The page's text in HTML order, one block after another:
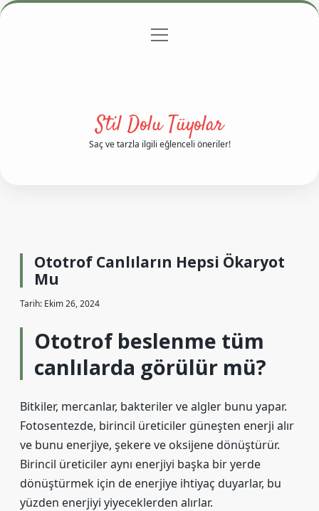
Gizlilik Politikası
menüyü
Stil Dolu Tüyolar
Saç ve tarzla ilgili eğlenceli öneriler!
Ototrof Canlıların Hepsi Ökaryot
Mu
Tarih: Ekim 26, 2024
Ototrof beslenme tüm
canlılarda görülür mü?
Bitkiler, mercanlar, bakteriler ve algler bunu yapar.
Fotosentezde, birincil üreticiler güneşten enerji alır
ve bunu enerjiye, şekere ve oksijene dönüştürür.
Birincil üreticiler aynı enerjiyi başka bir yerde
dönüştürmek için de enerjiye ihtiyaç duyarlar, bu
yüzden enerjiyi yiyeceklerden alırlar.